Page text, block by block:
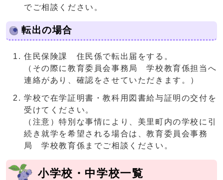
でご相談ください。
転出の場合
住民保険課 住民係で転出届をする。
（その際に教育委員会事務局 学校教育係担当へ
連絡があり、確認をさせていただきます。）
学校で在学証明書・教科用図書給与証明の交付を
受けてください。
（注意）特別な事情により、美里町内の学校に引
続き就学を希望される場合は、教育委員会事務
局 学校教育係までご相談ください。
小学校・中学校一覧